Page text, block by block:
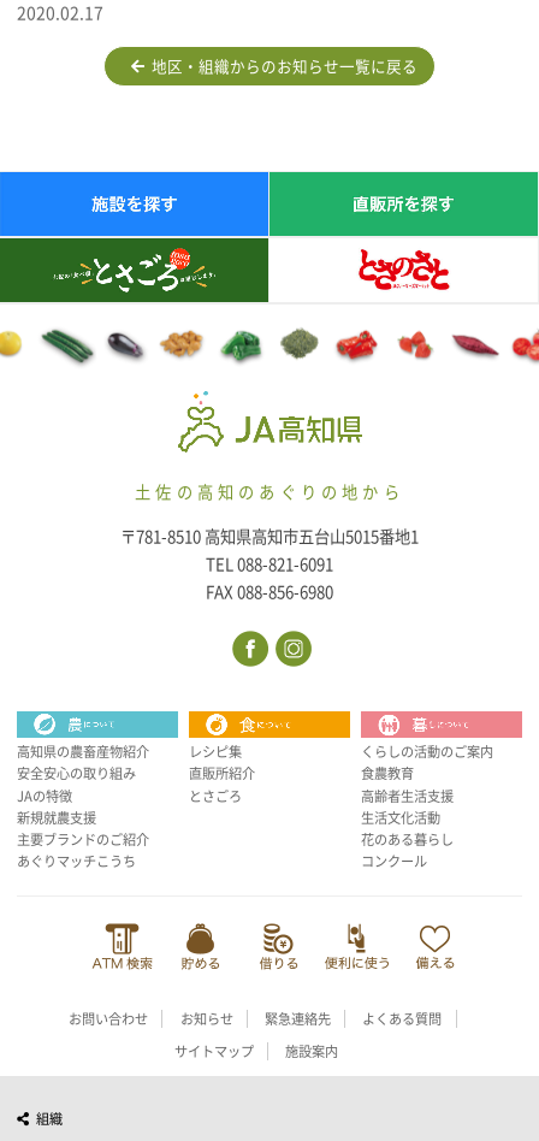
2020.02.17
地区・組織からのお知らせ一覧に戻る
土佐の高知のあぐりの地から
〒781-8510 高知県高知市五台山5015番地1
TEL 088-821-6091
FAX 088-856-6980
高知県の農畜産物紹介
安全安心の取り組み
JAの特徴
新規就農支援
主要ブランドのご紹介
あぐりマッチこうち
レシピ集
直販所紹介
とさごろ
くらしの活動のご案内
食農教育
高齢者生活支援
生活文化活動
花のある暮らし
コンクール
お問い合わせ お知らせ 緊急連絡先 よくある質問
サイトマップ 施設案内
組織